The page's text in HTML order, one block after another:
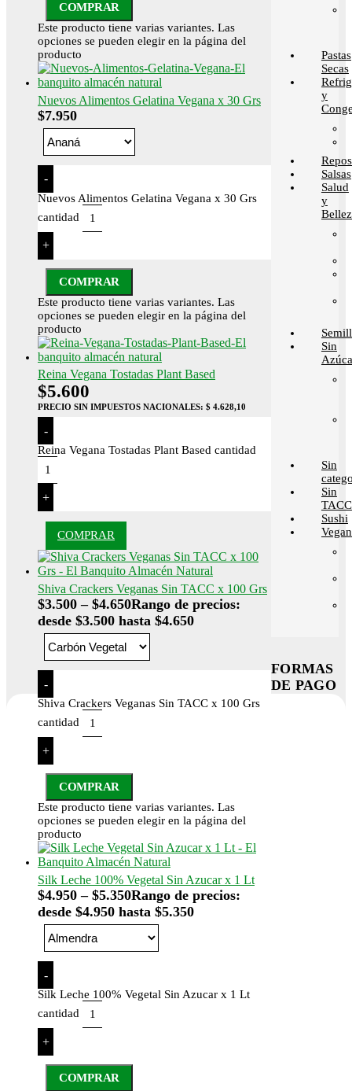
COMPRAR
Este producto tiene varias variantes. Las
opciones se pueden elegir en la página del
producto
Nuevos Alimentos Gelatina Vegana x 30 Grs
$7.950
-
Nuevos Alimentos Gelatina Vegana x 30 Grs
cantidad
+
COMPRAR
Este producto tiene varias variantes. Las
opciones se pueden elegir en la página del
producto
Reina Vegana Tostadas Plant Based
$5.600
PRECIO SIN IMPUESTOS NACIONALES: $ 4.628,10
-
Reina Vegana Tostadas Plant Based cantidad
+
COMPRAR
Shiva Crackers Veganas Sin TACC x 100 Grs
$3.500 – $4.650Rango de precios:
desde $3.500 hasta $4.650
-
Shiva Crackers Veganas Sin TACC x 100 Grs
cantidad
+
COMPRAR
Este producto tiene varias variantes. Las
opciones se pueden elegir en la página del
producto
Silk Leche 100% Vegetal Sin Azucar x 1 Lt
$4.950 – $5.350Rango de precios:
desde $4.950 hasta $5.350
-
Silk Leche 100% Vegetal Sin Azucar x 1 Lt
cantidad
+
COMPRAR
Pastas
Secas
y
Salsas
Salud
y
Sin
Sin
Sin
TACC
Sushi
FORMAS
DE PAGO